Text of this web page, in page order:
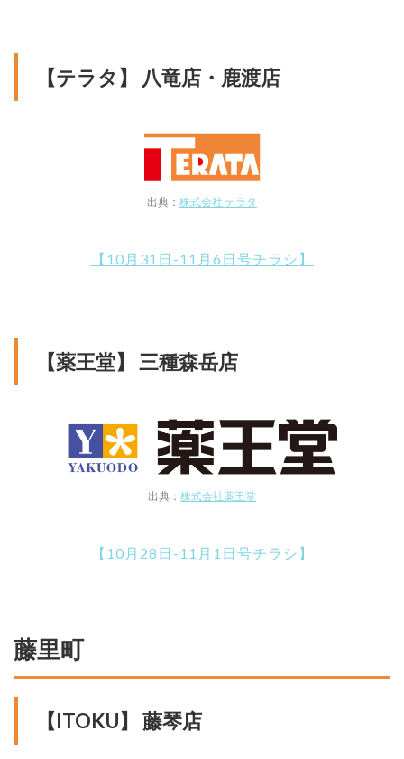
【テラタ】 八竜店・鹿渡店
出典： 株式会社 テラタ
【10月31日-11月6日号チラシ】
【薬王堂】 三種森岳店
出典： 株式会社薬王堂
【10月28日-11月1日号チラシ】
藤里町
【ITOKU】 藤琴店